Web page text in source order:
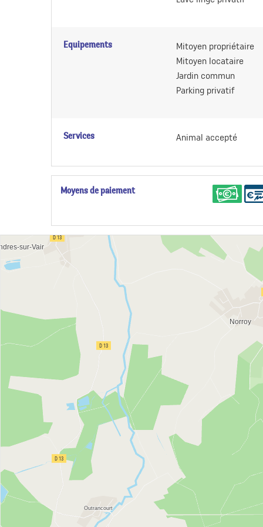
Equipements
Mitoyen propriétaire
Mitoyen locataire
Jardin commun
Parking privatif
Services Animal accepté
Moyens de paiement